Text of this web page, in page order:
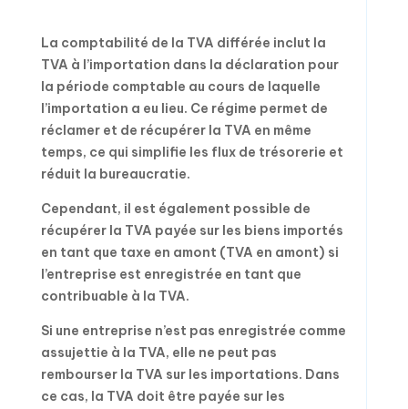
La comptabilité de la TVA différée inclut la
TVA à l’importation dans la déclaration pour
la période comptable au cours de laquelle
l’importation a eu lieu. Ce régime permet de
réclamer et de récupérer la TVA en même
temps, ce qui simplifie les flux de trésorerie et
réduit la bureaucratie.
Cependant, il est également possible de
récupérer la TVA payée sur les biens importés
en tant que taxe en amont (TVA en amont) si
l’entreprise est enregistrée en tant que
contribuable à la TVA.
Si une entreprise n’est pas enregistrée comme
assujettie à la TVA, elle ne peut pas
rembourser la TVA sur les importations. Dans
ce cas, la TVA doit être payée sur les